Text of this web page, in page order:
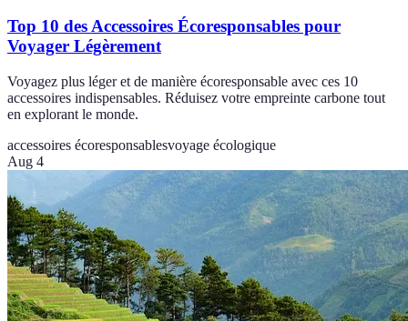
Top 10 des Accessoires Écoresponsables pour
Voyager Légèrement
Voyagez plus léger et de manière écoresponsable avec ces 10
accessoires indispensables. Réduisez votre empreinte carbone tout
en explorant le monde.
accessoires écoresponsablesvoyage écologique
Aug 4